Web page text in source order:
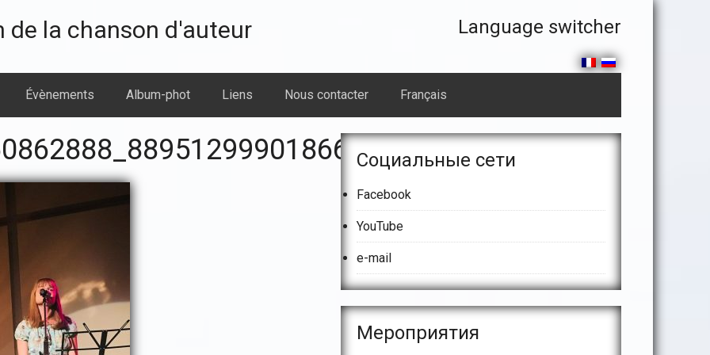
de la chanson d'auteur
En-
Language switcher
Évènements Album-phot Liens Nous contacter Français
Barre
latérale
principale
Социальные сети
Facebook
YouTube
e-mail
Meроприятия